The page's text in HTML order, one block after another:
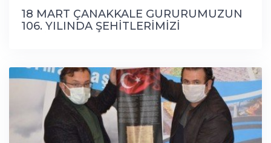
18 MART ÇANAKKALE GURURUMUZUN
106. YILINDA ŞEHİTLERİMİZİ